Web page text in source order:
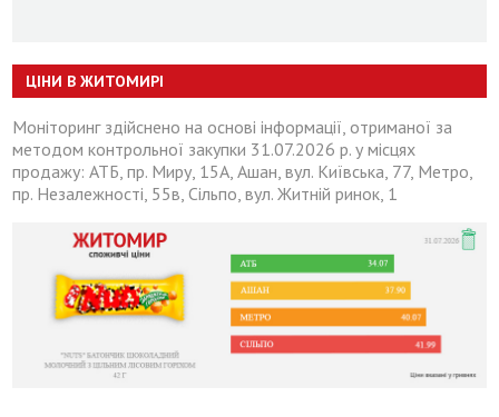
ЦІНИ В ЖИТОМИРІ
Моніторинг здійснено на основі інформації, отриманої за
методом контрольної закупки 31.07.2026 р. у місцях
продажу: АТБ, пр. Миру, 15А, Ашан, вул. Київська, 77, Метро,
пр. Незалежності, 55в, Сільпо, вул. Житній ринок, 1